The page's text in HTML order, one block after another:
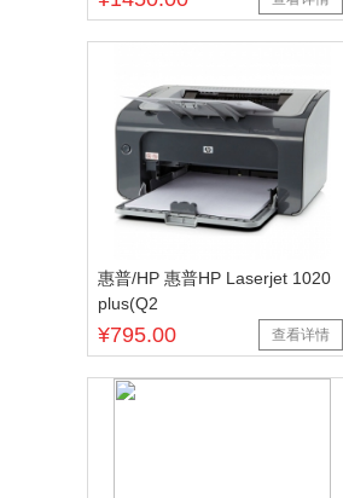
惠普/HP 惠普HP Laserjet 1020
plus(Q2
¥795.00 查看详情